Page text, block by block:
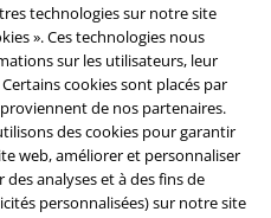
technologies sur notre site
». Ces technologies nous
sur les utilisateurs, leur
cookies sont placés par
de nos partenaires.
des cookies pour garantir
web, améliorer et personnaliser
analyses et à des fins de
personnalisées) sur notre site
Company